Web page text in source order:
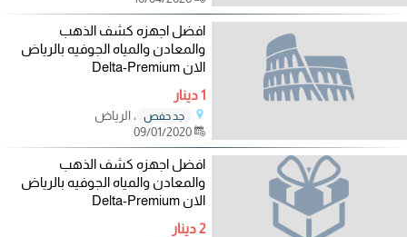
افضل اجهزه كشف الذهب
والمعادن والمياه الجوفيه بالرياض
الان Delta-Premium
1 دينار
جد حفص
، الرياض
09/01/2020
افضل اجهزه كشف الذهب
والمعادن والمياه الجوفيه بالرياض
الان Delta-Premium
2 دينار